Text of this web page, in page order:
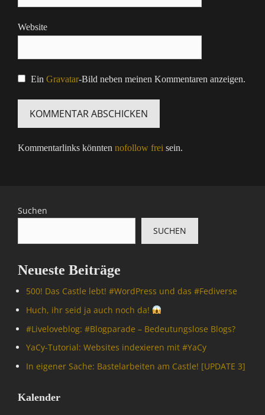
Website
Ein Gravatar-Bild neben meinen Kommentaren anzeigen.
Kommentarlinks könnten nofollow frei sein.
Suchen
SUCHEN
Neueste Beiträge
500! Das Castle lebt! #WordPress und das #Fediverse
Huch, ihr seid ja auch noch da!
#Livelove­blog: #Blogparade – Bedeutungslose Blogs?
YaCy-Tutorial: Websites indexieren mit #YaCy
In eigener Sache: Bastelarbeiten am Castle! [UPDATE 3]
Kalender